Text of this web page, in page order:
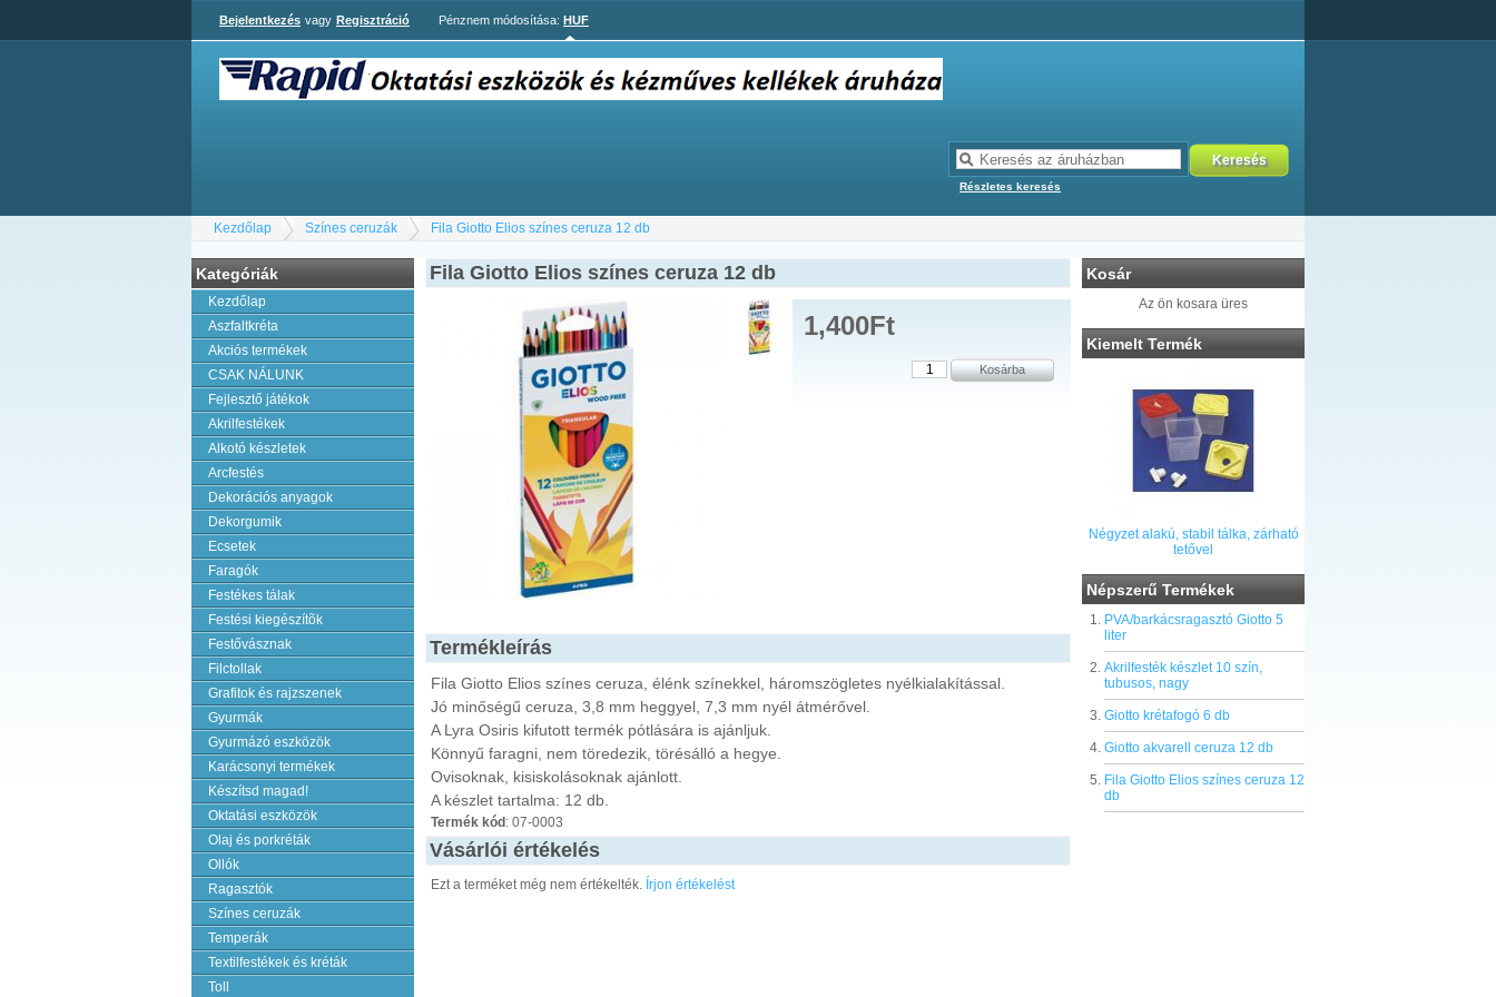
Bejelentkezés vagy Regisztráció Pénznem módosítása: HUF
Részletes keresés
Kezdőlap Színes ceruzák Fila Giotto Elios színes ceruza 12 db
Kategóriák
Kezdőlap
Aszfaltkréta
Akciós termékek
CSAK NÁLUNK
Fejlesztő játékok
Akrilfestékek
Alkotó készletek
Arcfestés
Dekorációs anyagok
Dekorgumik
Ecsetek
Faragók
Festékes tálak
Festési kiegészítõk
Festővásznak
Filctollak
Grafitok és rajzszenek
Gyurmák
Gyurmázó eszközök
Karácsonyi termékek
Készítsd magad!
Oktatási eszközök
Olaj és porkréták
Ollók
Ragasztók
Színes ceruzák
Temperák
Textilfestékek és kréták
Toll
Kosár
Az ön kosara üres
Kiemelt Termék
Négyzet alakú, stabil tálka, zárható
tetővel
Népszerű Termékek
PVA/barkácsragasztó Giotto 5
liter
Akrilfesték készlet 10 szín,
tubusos, nagy
Giotto krétafogó 6 db
Giotto akvarell ceruza 12 db
Fila Giotto Elios színes ceruza 12
db
Fila Giotto Elios színes ceruza 12 db
1,400Ft
Termékleírás
Fila Giotto Elios színes ceruza, élénk színekkel, háromszögletes nyélkialakítással.
Jó minőségű ceruza, 3,8 mm heggyel, 7,3 mm nyél átmérővel.
A Lyra Osiris kifutott termék pótlására is ajánljuk.
Könnyű faragni, nem töredezik, törésálló a hegye.
Ovisoknak, kisiskolásoknak ajánlott.
A készlet tartalma: 12 db.
Termék kód : 07-0003
Vásárlói értékelés
Ezt a terméket még nem értékelték. Írjon értékelést